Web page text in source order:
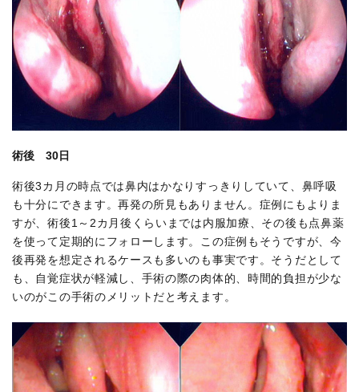
術後 30日
術後3カ月の時点では鼻内はかなりすっきりしていて、鼻呼吸
も十分にできます。再発の所見もありません。症例にもよりま
すが、術後1～2カ月後くらいまでは内服加療、その後も点鼻薬
を使って定期的にフォローします。この症例もそうですが、今
後再発を想定されるケースも多いのも事実です。そうだとして
も、自覚症状が軽減し、手術の際の肉体的、時間的負担が少な
いのがこの手術のメリットだと考えます。